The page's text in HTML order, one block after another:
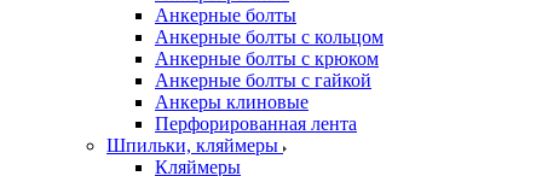
Анкерные болты
Анкерные болты с кольцом
Анкерные болты с крюком
Анкерные болты с гайкой
Анкеры клиновые
Перфорированная лента
Шпильки, кляймеры
Кляймеры